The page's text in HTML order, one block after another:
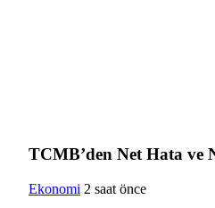
TCMB’den Net Hata ve
Ekonomi 2 saat önce